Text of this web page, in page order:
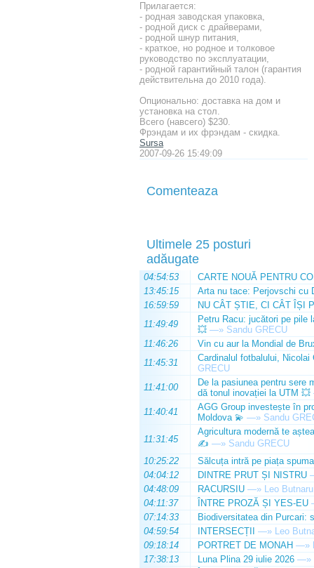
Прилагается:
- родная заводская упаковка,
- родной диск с драйверами,
- родной шнур питания,
- краткое, но родное и толковое
руководство по эксплуатации,
- родной гарантийный талон (гарантия
действительна до 2010 года).
Опционально: доставка на дом и
установка на стол.
Всего (навсего) $230.
Фрэндам и их фрэндам - скидка.
Sursa
2007-09-26 15:49:09
Comenteaza
Ultimele 25 posturi
adăugate
04:54:53
CARTE NOUĂ PENTRU
13:45:15
Arta nu tace: Perjovschi cu
16:59:59
NU CÂT ȘTIE, CI CÂT ÎȘI
11:49:49
Petru Racu: jucători pe pile
💥 —» Sandu GRECU
11:46:26
Vin cu aur la Mondial de
11:45:31
Cardinalul fotbalului,
GRECU
11:41:00
De la pasiunea pentru sere
dă tonul inovației la UTM 💥
11:40:41
AGG Group investește în
Moldova 💫 —» Sandu
11:31:45
Agricultura modernă te
✍️ —» Sandu GRECU
10:25:22
Sălcuța intră pe piața
04:04:12
DINTRE PRUT ȘI NISTRU
04:48:09
RACURSIU —» Leo Butnaru
04:11:37
ÎNTRE PROZĂ ȘI YES-EU
07:14:33
Biodiversitatea din Purcari:
04:59:54
INTERSECȚII —» Leo
09:18:14
PORTRET DE MONAH —»
17:38:13
Luna Plina 29 iulie 2026 —»